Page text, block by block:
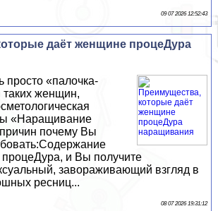
09 07 2026 12:52:43
даёт женщине процеДypa
просто «палочка-
таких женщин,
«Наращивание
почему Вы
процеДypa, и Вы получите
завораживающий взгляд в
ресниц...
08 07 2026 19:31:12